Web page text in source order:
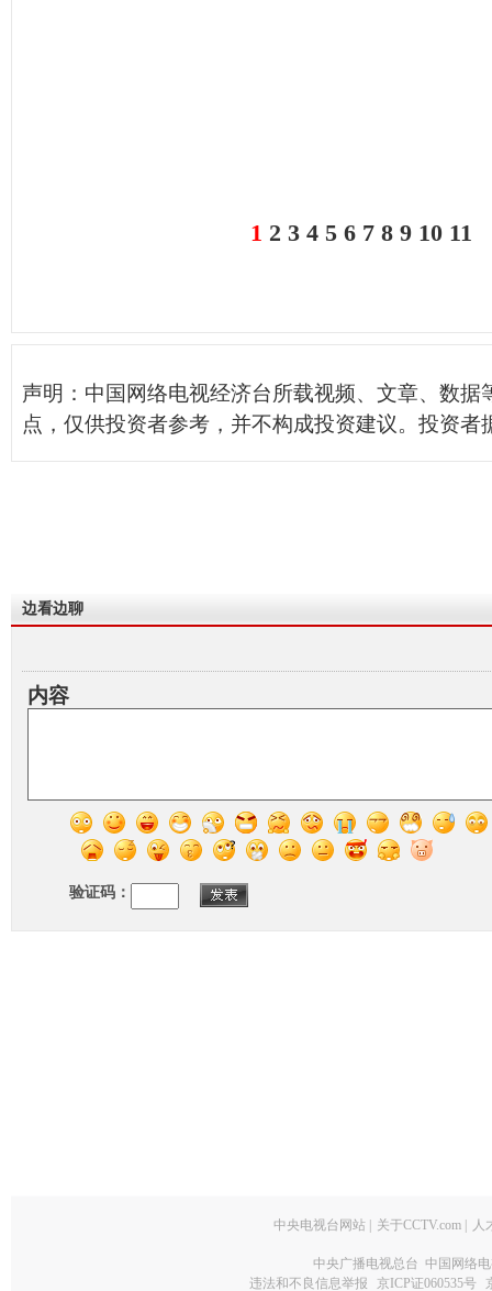
1 2 3 4 5 6 7 8 9 10 11
声明：中国网络电视经济台所载视频、文章、数据
点，仅供投资者参考，并不构成投资建议。投资者
边看边聊
内容
验证码：
中央电视台网站 关于CCTV.com 人
中央广播电视总台 中国网络
违法和不良信息举报
京ICP证060535号